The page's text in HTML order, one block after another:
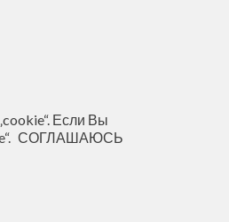
Если Вы
СОГЛАШАЮСЬ